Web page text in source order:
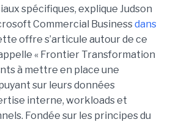
spécifiques, explique Judson
Commercial Businessdans
offre s’articule autour de ce
« Frontier Transformation
à mettre en place une
sur leurs données
interne, workloads et
Fondée sur les principes du